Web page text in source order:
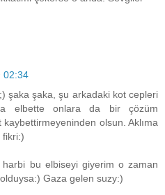
02:34
şaka şaka, şu arkadaki kot cepleri
elbette onlara da bir çözüm
olsun. Aklıma
fikri:)
bu elbiseyi giyerim o zaman
Gaza gelen suzy:)